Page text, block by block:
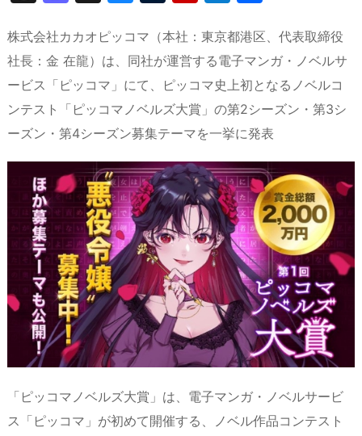
e
a
d
s
st
o
d
o
n
e
s
k
y
m
bl
r
b
o
ar
d
n
dr
o
p.
io
株式会社カカオピッコマ（本社：東京都港区、代表取締役
社長：金 在龍）は、同社が運営する電子マンガ・ノベルサ
ービス「ピッコマ」にて、ピッコマ史上初となるノベルコ
ンテスト「ピッコマノベルズ大賞」の第2シーズン・第3シ
ーズン・第4シーズン募集テーマを一挙に発表
「ピッコマノベルズ大賞」は、電子マンガ・ノベルサービ
ス「ピッコマ」が初めて開催する、ノベル作品コンテスト